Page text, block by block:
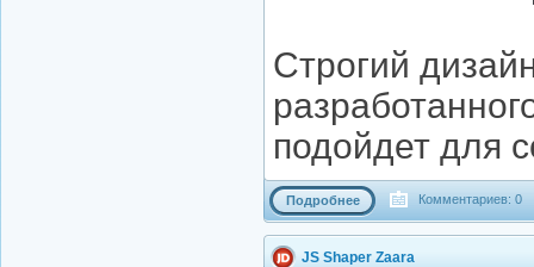
Строгий
подойдет для
Подробнее Комментариев: 0
JS Shaper Zaara